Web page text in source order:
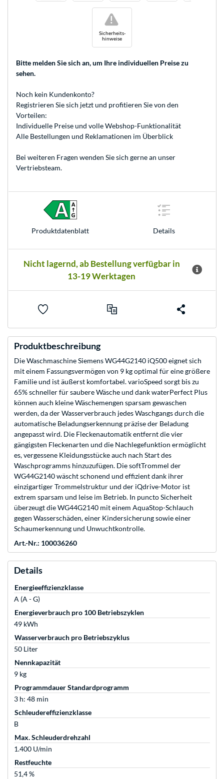
Sicherheits-
hinweise
!
Bitte melden Sie sich an, um Ihre individuellen Preise zu
sehen.
Noch kein Kundenkonto?
Registrieren Sie sich jetzt und profitieren Sie von den
Vorteilen:
Individuelle Preise und volle Webshop-Funktionalität
Alle Bestellungen und Reklamationen im Überblick
Bei weiteren Fragen wenden Sie sich gerne an unser
Vertriebsteam.
Produkt­datenblatt Details
Nicht lagernd, ab Bestellung verfügbar in
13-19 Werktagen
Produktbeschreibung
Die Waschmaschine Siemens WG44G2140 iQ500 eignet sich
mit einem Fassungsvermögen von 9 kg optimal für eine größere
Familie und ist äußerst komfortabel. varioSpeed sorgt bis zu
65% schneller für saubere Wäsche und dank waterPerfect Plus
können auch kleine Wäschemengen sparsam gewaschen
werden, da der Wasserverbrauch jedes Waschgangs durch die
automatische Beladungserkennung präzise der Beladung
angepasst wird. Die Fleckenautomatik entfernt die vier
gängigsten Fleckenarten und die Nachlegefunktion ermöglicht
es, vergessene Kleidungsstücke auch nach Start des
Waschprogramms hinzuzufügen. Die softTrommel der
WG44G2140 wäscht schonend und effizient dank ihrer
einzigartiger Trommelstruktur und der iQdrive-Motor ist
extrem sparsam und leise im Betrieb. In puncto Sicherheit
überzeugt die WG44G2140 mit einem AquaStop-Schlauch
gegen Wasserschäden, einer Kindersicherung sowie einer
Schaumerkennung und Unwuchtkontrolle.
Art.-Nr.: 100036260
Details
Energieeffizienzklasse
A (A - G)
Energieverbrauch pro 100 Betriebszyklen
49 kWh
Wasserverbrauch pro Betriebszyklus
50 Liter
Nennkapazität
9 kg
Programmdauer Standardprogramm
3 h: 48 min
Schleudereffizienzklasse
B
Max. Schleuderdrehzahl
1.400 U/min
Restfeuchte
51,4 %